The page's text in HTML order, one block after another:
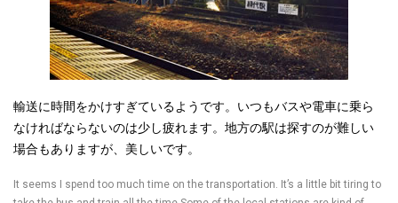
輸送に時間をかけすぎているようです。いつもバスや電車に乗ら
なければならないのは少し疲れます。地方の駅は探すのが難しい
場合もありますが、美しいです。
It seems I spend too much time on the transportation. It’s a little bit tiring to